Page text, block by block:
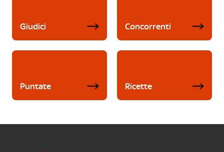
Giudici Concorrenti
Puntate Ricette